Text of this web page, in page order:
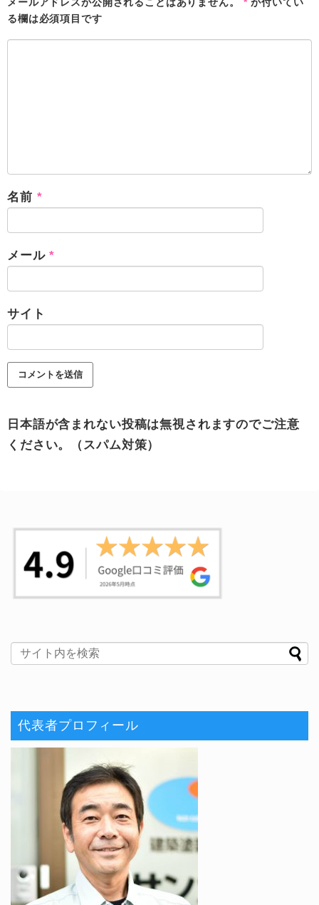
メールアドレスが公開されることはありません。 *が付いてい
る欄は必須項目です
名前 *
メール*
サイト
日本語が含まれない投稿は無視されますのでご注意
ください。（スパム対策）
代表者プロフィール